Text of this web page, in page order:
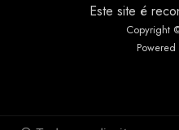
Este site é
Copyright